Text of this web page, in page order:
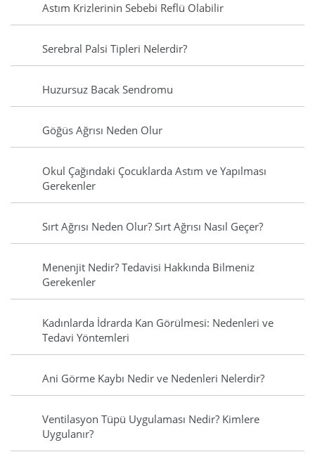
Astım Krizlerinin Sebebi Reflü Olabilir
Serebral Palsi Tipleri Nelerdir?
Huzursuz Bacak Sendromu
Göğüs Ağrısı Neden Olur
Okul Çağındaki Çocuklarda Astım ve Yapılması
Gerekenler
Sırt Ağrısı Neden Olur? Sırt Ağrısı Nasıl Geçer?
Menenjit Nedir? Tedavisi Hakkında Bilmeniz
Gerekenler
Kadınlarda İdrarda Kan Görülmesi: Nedenleri ve
Tedavi Yöntemleri
Ani Görme Kaybı Nedir ve Nedenleri Nelerdir?
Ventilasyon Tüpü Uygulaması Nedir? Kimlere
Uygulanır?